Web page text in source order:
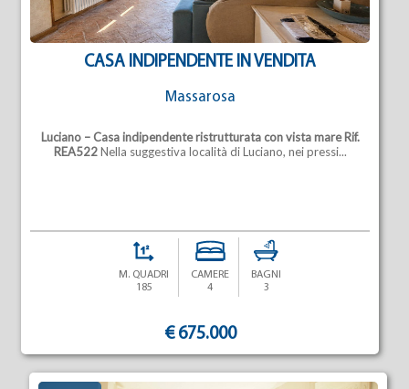
CASA INDIPENDENTE IN VENDITA
Massarosa
Luciano – Casa indipendente ristrutturata con vista mare Rif.
REA522Nella suggestiva località di Luciano, nei pressi...
M. QUADRI
185
CAMERE
4
BAGNI
3
€ 675.000